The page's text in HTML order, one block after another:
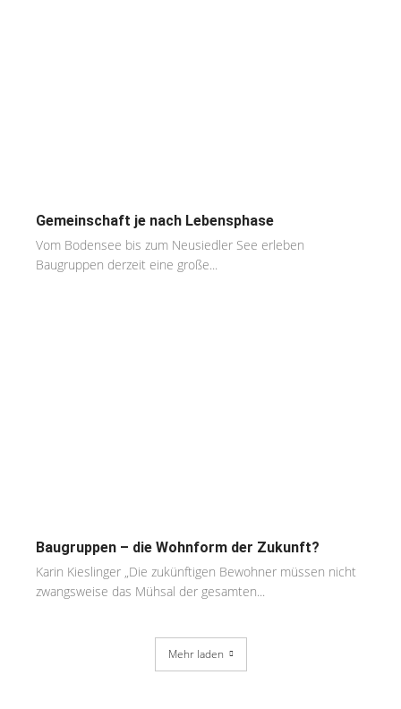
Gemeinschaft je nach Lebensphase
Vom Bodensee bis zum Neusiedler See erleben
Baugruppen derzeit eine große...
Baugruppen – die Wohnform der Zukunft?
Karin Kieslinger „Die zukünftigen Bewohner müssen nicht
zwangsweise das Mühsal der gesamten...
Mehr laden